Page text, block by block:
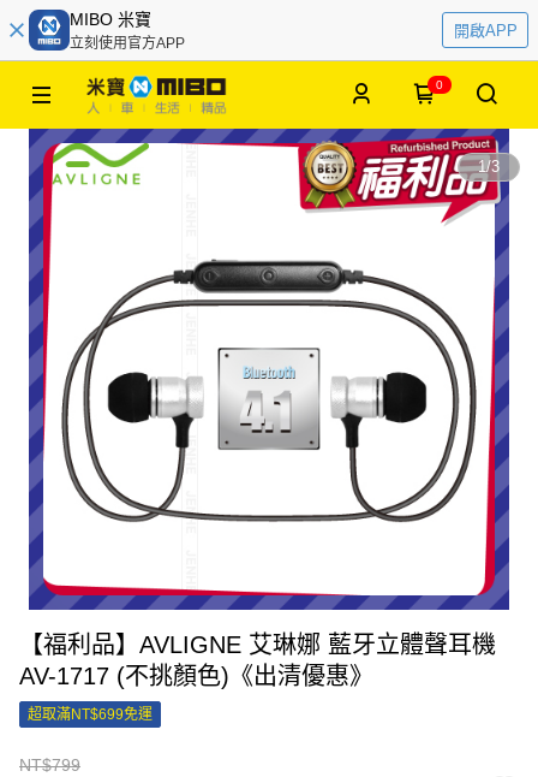
MIBO 米寶
立刻使用官方APP
開啟APP
0
1/3
【福利品】AVLIGNE 艾琳娜 藍牙立體聲耳機
AV-1717 (不挑顏色)《出清優惠》
超取滿NT$699免運
NT$799